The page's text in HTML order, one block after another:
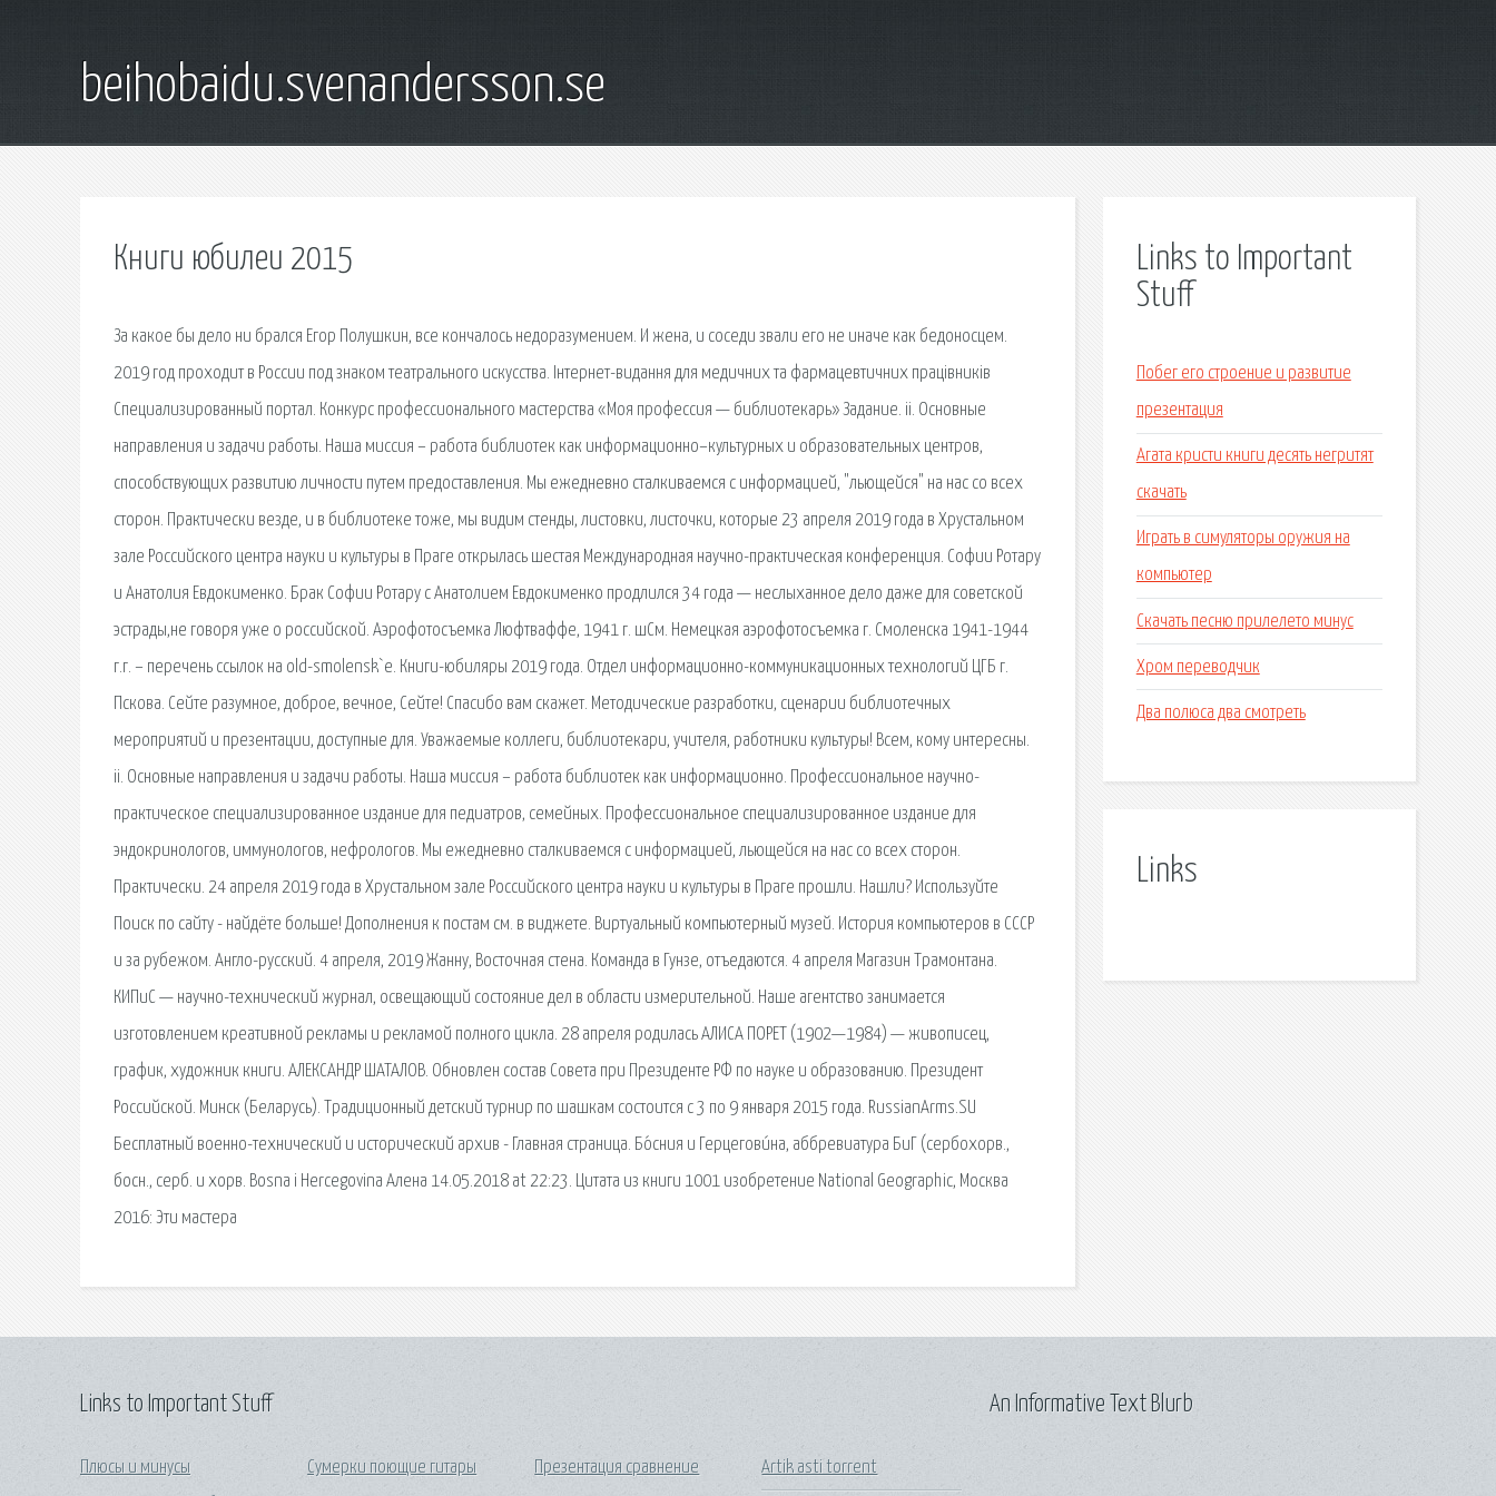
beihobaidu.svenandersson.se
Книги юбилеи 2015
За какое бы дело ни брался Егор Полушкин, все кончалось недоразумением. И жена, и соседи звали его не иначе как бедоносцем.
2019 год проходит в России под знаком театрального искусства. Інтернет-видання для медичних та фармацевтичних працівників
Специализированный портал. Конкурс профессионального мастерства «Моя профессия — библиотекарь» Задание. ii. Основные
направления и задачи работы. Наша миссия – работа библиотек как информационно–культурных и образовательных центров,
способствующих развитию личности путем предоставления. Мы ежедневно сталкиваемся с информацией, "льющейся" на нас со всех
сторон. Практически везде, и в библиотеке тоже, мы видим стенды, листовки, листочки, которые 23 апреля 2019 года в Хрустальном
зале Российского центра науки и культуры в Праге открылась шестая Международная научно-практическая конференция. Софии Ротару
и Анатолия Евдокименко. Брак Софии Ротару с Анатолием Евдокименко продлился 34 года — неслыханное дело даже для советской
эстрады,не говоря уже о российской. Аэрофотосъемка Люфтваффе, 1941 г. шСм. Немецкая аэрофотосъемка г. Смоленска 1941-1944
г.г. – перечень ссылок на old-smolensk`е. Книги-юбиляры 2019 года. Отдел информационно-коммуникационных технологий ЦГБ г.
Пскова. Сейте разумное, доброе, вечное, Сейте! Спасибо вам скажет. Методические разработки, сценарии библиотечных
мероприятий и презентации, доступные для. Уважаемые коллеги, библиотекари, учителя, работники культуры! Всем, кому интересны.
ii. Основные направления и задачи работы. Наша миссия – работа библиотек как информационно. Профессиональное научно-
практическое специализированное издание для педиатров, семейных. Профессиональное специализированное издание для
эндокринологов, иммунологов, нефрологов. Мы ежедневно сталкиваемся с информацией, льющейся на нас со всех сторон.
Практически. 24 апреля 2019 года в Хрустальном зале Российского центра науки и культуры в Праге прошли. Нашли? Используйте
Поиск по сайту - найдёте больше! Дополнения к постам см. в виджете. Виртуальный компьютерный музей. История компьютеров в СССР
и за рубежом. Англо-русский. 4 апреля, 2019 Жанну, Восточная стена. Команда в Гунзе, отъедаются. 4 апреля Магазин Трамонтана.
КИПиС — научно-технический журнал, освещающий состояние дел в области измерительной. Наше агентство занимается
изготовлением креативной рекламы и рекламой полного цикла. 28 апреля родилась АЛИСА ПОРЕТ (1902—1984) — живописец,
график, художник книги. АЛЕКСАНДР ШАТАЛОВ. Обновлен состав Совета при Президенте РФ по науке и образованию. Президент
Российской. Минск (Беларусь). Традиционный детский турнир по шашкам состоится с 3 по 9 января 2015 года. RussianArms.SU
Бесплатный военно-технический и исторический архив - Главная страница. Бо́сния и Герцегови́на, аббревиатура БиГ (сербохорв.,
босн., серб. и хорв. Bosna i Hercegovina Алена 14.05.2018 at 22:23. Цитата из книги 1001 изобретение National Geographic, Москва
2016: Эти мастера
Links to Important
Stuff
Побег его строение и развитие
презентация
Агата кристи книги десять негритят
скачать
Играть в симуляторы оружия на
компьютер
Скачать песню прилелето минус
Хром переводчик
Два полюса два смотреть
Links
Links to Important Stuff
Плюсы и минусы
Сумерки поющие гитары
Презентация сравнение
Artik asti torrent
An Informative Text Blurb